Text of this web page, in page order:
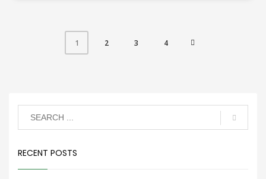
1 2 3 4
RECENT POSTS